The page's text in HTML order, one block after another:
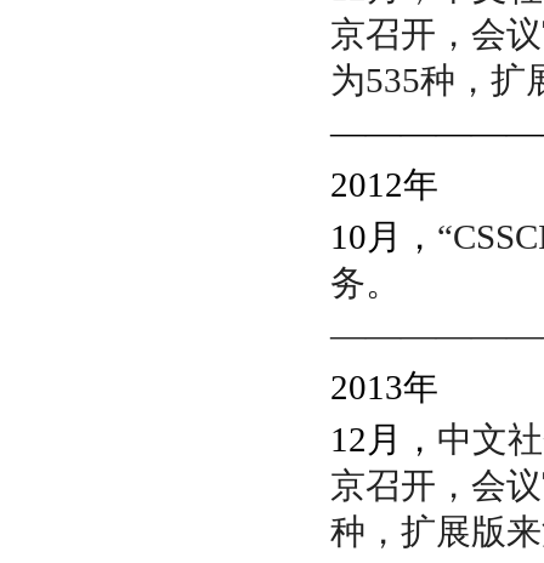
京召开，会
为535种，扩
2012年
10月， “
务。
2013年
12月， 中文
京召开，会
种，扩展版